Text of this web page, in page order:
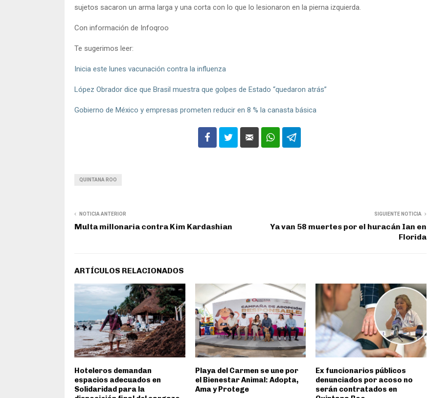
sujetos sacaron un arma larga y una corta con lo que lo lesionaron en la pierna izquierda.
Con información de Infoqroo
Te sugerimos leer:
Inicia este lunes vacunación contra la influenza
López Obrador dice que Brasil muestra que golpes de Estado “quedaron atrás”
Gobierno de México y empresas prometen reducir en 8 % la canasta básica
QUINTANA ROO
NOTICIA ANTERIOR
Multa millonaria contra Kim Kardashian
SIGUIENTE NOTICIA
Ya van 58 muertes por el huracán Ian en
Florida
ARTÍCULOS RELACIONADOS
Hoteleros demandan
espacios adecuados en
Solidaridad para la
Playa del Carmen se une por
el Bienestar Animal: Adopta,
Ama y Protege
Ex funcionarios públicos
denunciados por acoso no
serán contratados en